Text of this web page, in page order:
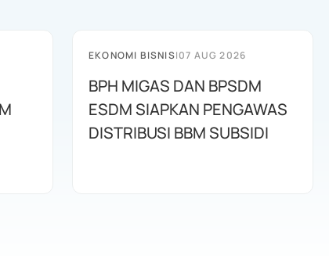
EKONOMI BISNIS|07 AUG 2026
BPH MIGAS DAN BPSDM
ESDM SIAPKAN PENGAWAS
DISTRIBUSI BBM SUBSIDI